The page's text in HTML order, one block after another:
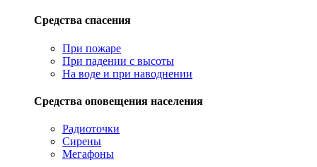
Средства спасения
При пожаре
При падении с высоты
На воде и при наводнении
Средства оповещения населения
Радиоточки
Сирены
Мегафоны